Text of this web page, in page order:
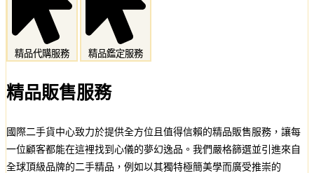
精品代購服務 精品鑑定服務
精品販售服務
國際二手貨中心致力於提供全方位且值得信賴的精品販售服務，讓每
一位顧客都能在這裡找到心儀的夢幻逸品。我們嚴格篩選並引進來自
全球頂級品牌的二手精品，例如以其獨特極簡美學而廣受推崇的